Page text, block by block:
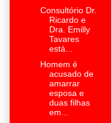
Consultório Dr.
Ricardo e
Dra. Emilly
Tavares
está...
Homem é
acusado de
amarrar
esposa e
duas filhas
em...